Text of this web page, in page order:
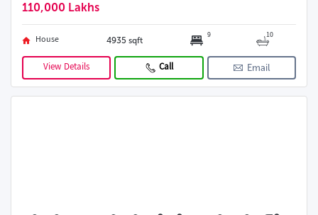
110,000 Lakhs
House 4935 sqft 9 10
View Details Call Email